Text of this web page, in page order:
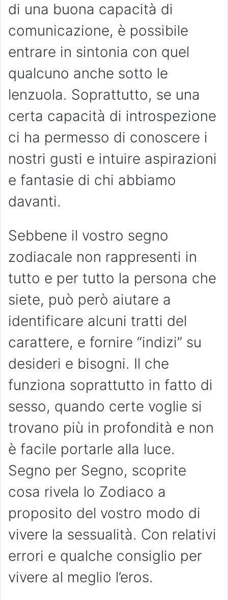
di una buona capacità di
comunicazione, è possibile
entrare in sintonia con quel
qualcuno anche sotto le
lenzuola. Soprattutto, se una
certa capacità di introspezione
ci ha permesso di conoscere i
nostri gusti e intuire aspirazioni
e fantasie di chi abbiamo
davanti.
Sebbene il vostro segno
zodiacale non rappresenti in
tutto e per tutto la persona che
siete, può però aiutare a
identificare alcuni tratti del
carattere, e fornire “indizi” su
desideri e bisogni. Il che
funziona soprattutto in fatto di
sesso, quando certe voglie si
trovano più in profondità e non
è facile portarle alla luce.
Segno per Segno, scoprite
cosa rivela lo Zodiaco a
proposito del vostro modo di
vivere la sessualità. Con relativi
errori e qualche consiglio per
vivere al meglio l’eros.